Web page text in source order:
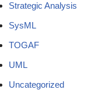
Strategic Analysis
SysML
TOGAF
UML
Uncategorized